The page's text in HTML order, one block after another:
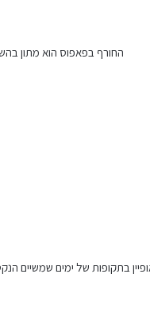
החורף בפאפוס הוא מתון
בתקופות של ימים שמשיים